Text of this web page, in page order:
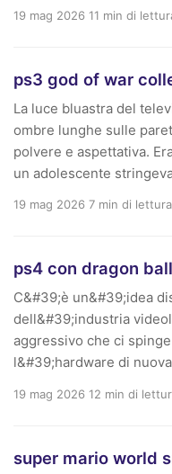
19 mag 2026 11 min di
ps3 god of war
La luce bluastra del
ombre lunghe sulle
polvere e aspettativa.
un adolescente
19 mag 2026 7 min di lettura
ps4 con dragon
C&#39;è un&#39;idea
dell&#39;industria
aggressivo che ci
l&#39;hardware di
19 mag 2026 12 min di
super mario world